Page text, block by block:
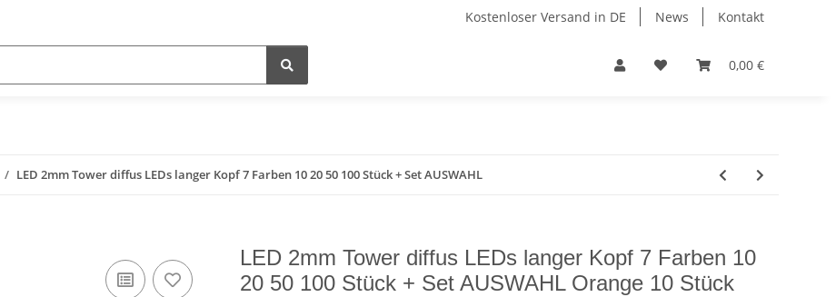
Kostenloser Versand in DE News Kontakt
0,00 €
LED 2mm Tower diffus LEDs langer Kopf 7 Farben 10 20 50 100 Stück + Set AUSWAHL
LED 2mm Tower diffus LEDs langer Kopf 7 Farben 10
20 50 100 Stück + Set AUSWAHL Orange 10 Stück